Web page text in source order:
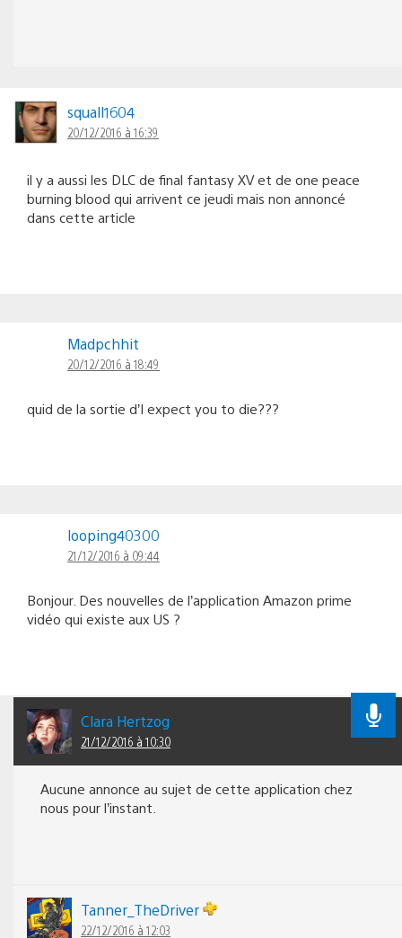
squall1604
20/12/2016 à 16:39
il y a aussi les DLC de final fantasy XV et de one peace
burning blood qui arrivent ce jeudi mais non annoncé
dans cette article
Madpchhit
20/12/2016 à 18:49
quid de la sortie d’I expect you to die???
looping40300
21/12/2016 à 09:44
Bonjour. Des nouvelles de l’application Amazon prime
vidéo qui existe aux US ?
Clara Hertzog
21/12/2016 à 10:30
Aucune annonce au sujet de cette application chez
nous pour l’instant.
Tanner_TheDriver
22/12/2016 à 12:03